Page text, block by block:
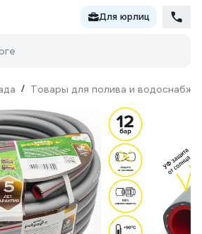
Для юрлиц
/ Товары для полива и